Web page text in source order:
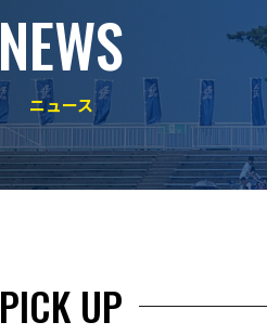
NEWS
ニュース
PICK UP